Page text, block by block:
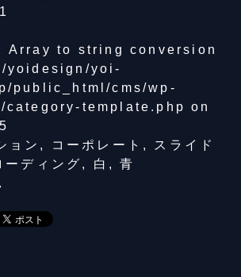
Array to string conversion
yoidesign/yoi-
public_html/cms/wp-
category-template.php on
ョン , コーポレート , スライド
ーディング , 白 ,青